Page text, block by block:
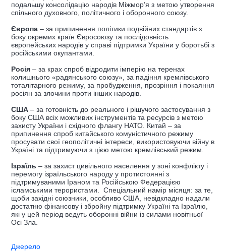
подальшу консолідацію народів Міжмор’я з метою утворення
спільного духовного, політичного і оборонного союзу.
Європа – за припинення політики подвійних стандартів з
боку окремих країн Євросоюзу та послідовність
європейських народів у справі підтримки України у боротьбі з
російськими окупантами.
Росія – за крах спроб відродити імперію на теренах
колишнього «радянського союзу», за падіння кремлівського
тоталітарного режиму, за пробудження, прозріння і покаяння
росіян за злочини проти інших народів.
США – за готовність до реального і рішучого застосування з
боку США всіх можливих інструментів та ресурсів з метою
захисту України і східного флангу НАТО. Китай – за
припинення спроб китайського комуністичного режиму
просувати свої геополітичні інтереси, використовуючи війну в
Україні та підтримуючи з цією метою кремлівський режим.
Ізраїль – за захист цивільного населення у зоні конфлікту і
перемогу ізраїльського народу у протистоянні з
підтримуваними Іраном та Російською Федерацією
ісламськими терористами. Спеціальний намір місяця: за те,
щоби західні союзники, особливо США, невідкладно надали
достатню фінансову і збройну підтримку Україні та Ізраїлю,
які у цей період ведуть оборонні війни із силами новітньої
Осі Зла.
Джерело